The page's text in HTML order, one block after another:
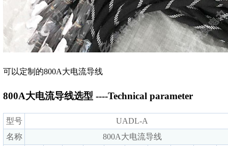
可以定制的800A大电流导线
800A大电流导线选型 ----Technical parameter
型号
UADL-A
名称
800A大电流导线